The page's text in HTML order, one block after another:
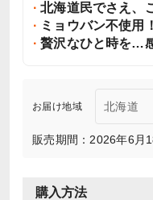
北海道民でさえ、
ミョウバン不使用
贅沢なひと時を…
お届け地域
販売期間：2026年6月
購入方法